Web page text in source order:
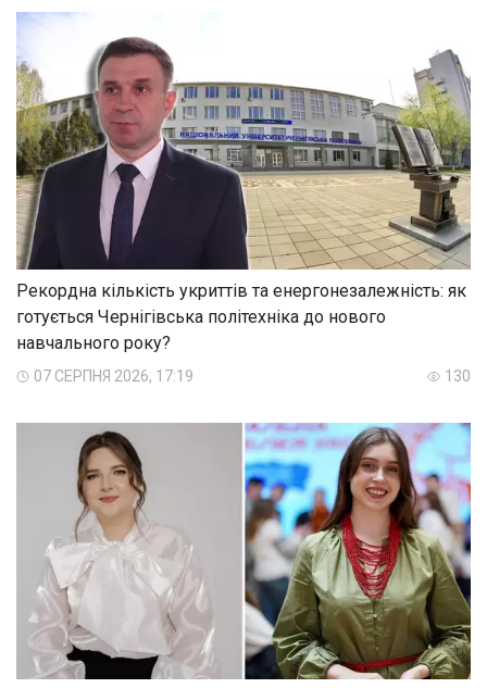
Рекордна кількість укриттів та енергонезалежність: як
готується Чернігівська політехніка до нового
навчального року?
07 СЕРПНЯ 2026, 17:19 130